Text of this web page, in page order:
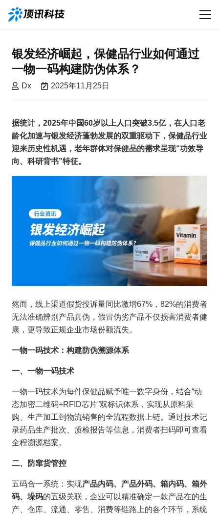
银发经济崛起，保健品行业如何通过
一物一码构建防伪体系？
Dx 2025年11月25日
据统计，2025年中国60岁以上人口突破3.5亿，在人口老
龄化加速与银发经济蓬勃发展的双重驱动下，保健品行业
迎来历史性机遇，老年群体对保健品的需求呈现“功效导
向、科研背书”特征。
然而，线上渠道假货投诉量同比激增67%，82%的消费者
无法准确辨别产品真伪，假冒伪劣产品不仅损害消费者健
康，更导致正规企业市场份额流失。
一物一码技术：构建防伪溯源体系
一、一物一码技术
一物一码技术为每件保健品赋予唯一数字身份，结合“动
态加密二维码+RFID芯片”双标识体系，实现从原料采
购、生产加工到物流销售的全流程数据上链。通过技术记
录药品生产批次、质检报告等信息，消费者扫码即可查看
全程溯源档案。
二、防窜货管控
五码合一系统：实现产品内码、产品外码、箱内码、箱外
码、垛码的五级关联，企业可以精准确定一款产品在的生
产、仓库、流通、零售、消费等链路上的各个环节，系统